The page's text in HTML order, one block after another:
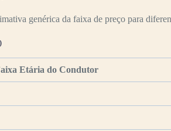
genérica da faixa de preço para
Etária do Condutor